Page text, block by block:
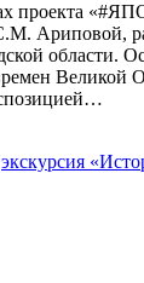
проекта
Ариповой,
экскурсия